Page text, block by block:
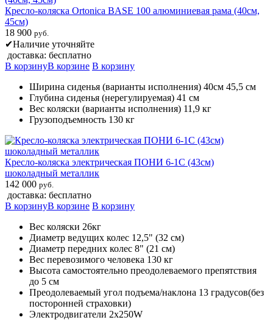
Кресло-коляска Ortonica BASE 100 алюминиевая рама (40см,
45см)
18 900 руб.
✔Наличие уточняйте
доставка: бесплатно
В корзинуВ корзине В корзину
Ширина сиденья (варианты исполнения) 40см 45,5 см
Глубина сиденья (нерегулируемая) 41 см
Вес коляски (варианты исполнения) 11,9 кг
Грузоподъемность 130 кг
Кресло-коляска электрическая ПОНИ 6-1С (43см)
шоколадный металлик
142 000 руб.
доставка: бесплатно
В корзинуВ корзине В корзину
Вес коляски 26кг
Диаметр ведущих колес 12,5" (32 см)
Диаметр передних колес 8" (21 см)
Вес перевозимого человека 130 кг
Высота самостоятельно преодолеваемого препятствия
до 5 см
Преодолеваемый угол подъема/наклона 13 градусов(без
посторонней страховки)
Электродвигатели 2х250W